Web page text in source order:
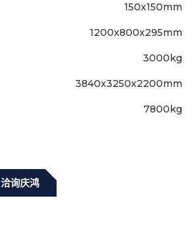
150x150mm
1200x800x295mm
3000kg
3840x3250x2200mm
7800kg
洽询庆鸿